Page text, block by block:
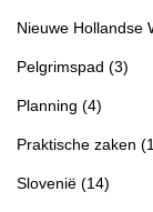
Nieuwe Hollandse
Pelgrimspad (3)
Planning (4)
Praktische zaken
Slovenië (14)